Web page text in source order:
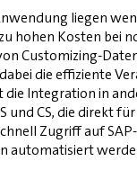
liegen
hohen Kosten bei
Customizing-
die effiziente
Integration in
und CS, die
Zugriff auf
automatisiert